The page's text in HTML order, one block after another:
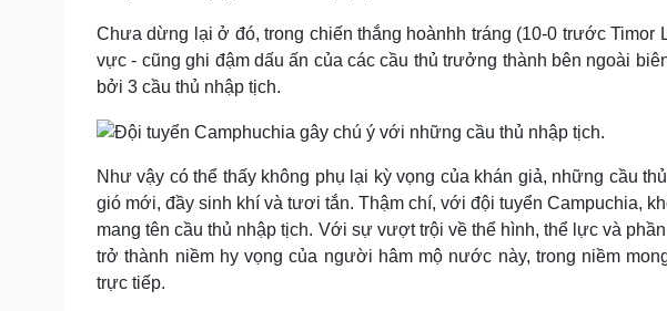
Chưa dừng lại ở đó, trong chiến thắng hoànhh tráng (10-0 trước Timor
vực - cũng ghi đậm dấu ấn của các cầu thủ trưởng thành bên ngoài
bởi 3 cầu thủ nhập tịch.
Như vậy có thể thấy không phụ lại kỳ vọng của khán giả, những cầu
gió mới, đầy sinh khí và tươi tắn. Thậm chí, với đội tuyển Campuchia,
mang tên cầu thủ nhập tịch. Với sự vượt trội về thể hình, thể lực và
trở thành niềm hy vọng của người hâm mộ nước này, trong niềm
trực tiếp.